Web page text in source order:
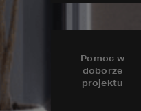
Pomoc w
doborze
projektu